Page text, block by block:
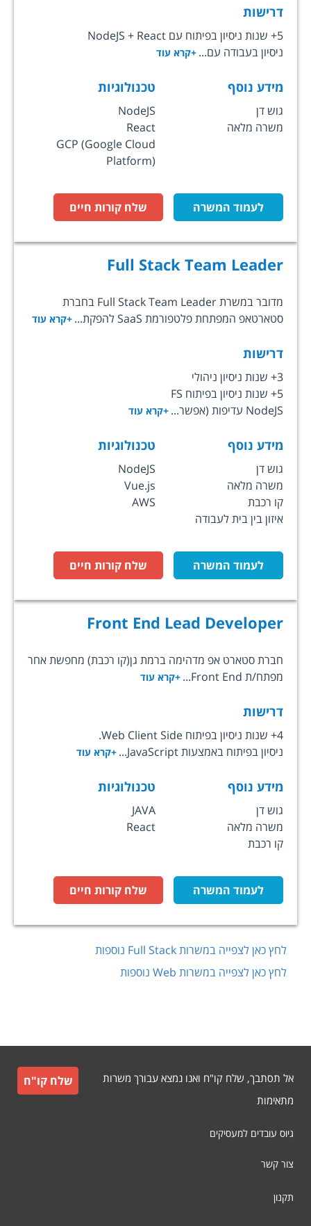
דרישות
5+ שנות ניסיון בפיתוח עם NodeJS + React
ניסיון בעבודה עם... +קרא עוד
מידע נוסף
גוש דן
משרה מלאה
טכנולוגיות
NodeJS
React
GCP (Google Cloud
Platform)
לעמוד המשרה שלח קורות חיים
Full Stack Team Leader
מדובר במשרת Full Stack Team Leader בחברת
סטארטאפ המפתחת פלטפורמת SaaS להפקת...
+קרא עוד
דרישות
3+ שנות ניסיון ניהולי
5+ שנות ניסיון בפיתוח FS
NodeJS עדיפות (אפשר...
+קרא עוד
מידע נוסף
גוש דן
משרה מלאה
קו רכבת
איזון בין בית לעבודה
טכנולוגיות
NodeJS
Vue.js
AWS
לעמוד המשרה שלח קורות חיים
Front End Lead Developer
חברת סטארט אפ מדהימה ברמת גן(קו רכבת) מחפשת אחר
מפתח/ת Front End...
+קרא עוד
דרישות
4+ שנות ניסיון בפיתוח Web Client Side.
ניסיון בפיתוח באמצעות JavaScript...
+קרא עוד
מידע נוסף
גוש דן
משרה מלאה
קו רכבת
טכנולוגיות
JAVA
React
לעמוד המשרה שלח קורות חיים
לחץ כאן לצפייה במשרותFull Stack נוספות
לחץ כאן לצפייה במשרות Web נוספות
אל תסתבך, שלח קו"ח ואנו נמצא עבורך משרות
מתאימות
שלח קו"ח
גיוס עובדים למעסיקים
צור קשר
תקנון